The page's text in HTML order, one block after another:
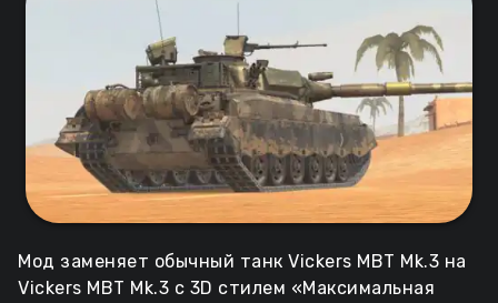
Мод заменяет обычный танк Vickers MBT Mk.3 на
Vickers MBT Mk.3 с 3D стилем «Максимальная